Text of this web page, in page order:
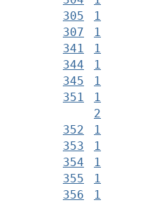
305
1
307
1
341
1
344
1
345
1
351
1
2
352
1
353
1
354
1
355
1
356
1